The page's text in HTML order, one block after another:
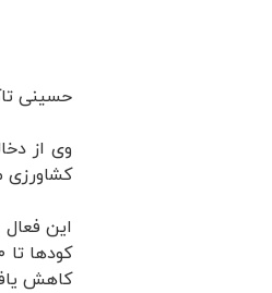
حسینی
وی از
کشاورزی
کاهش